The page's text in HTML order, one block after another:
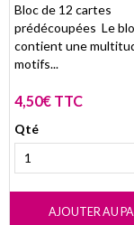
Bloc de 12 cartes
prédécoupées Le
contient une
motifs...
4,50€ TTC
Qté
AJOUTER AU